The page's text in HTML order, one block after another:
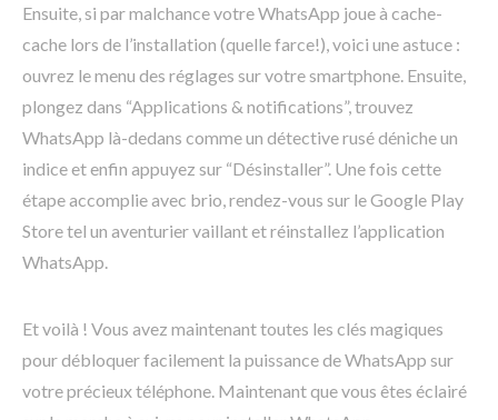
Ensuite, si par malchance votre WhatsApp joue à cache-
cache lors de l’installation (quelle farce!), voici une astuce :
ouvrez le menu des réglages sur votre smartphone. Ensuite,
plongez dans “Applications & notifications”, trouvez
WhatsApp là-dedans comme un détective rusé déniche un
indice et enfin appuyez sur “Désinstaller”. Une fois cette
étape accomplie avec brio, rendez-vous sur le Google Play
Store tel un aventurier vaillant et réinstallez l’application
WhatsApp.
Et voilà ! Vous avez maintenant toutes les clés magiques
pour débloquer facilement la puissance de WhatsApp sur
votre précieux téléphone. Maintenant que vous êtes éclairé